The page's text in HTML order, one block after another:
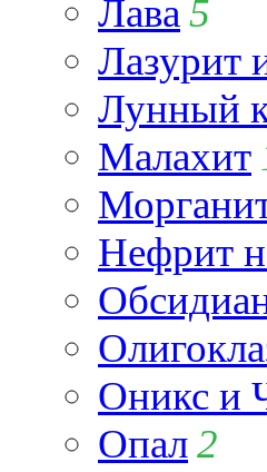
Лава 5
Лазурит
Лунный
Малахит
Нефрит
Оникс и
Опал2